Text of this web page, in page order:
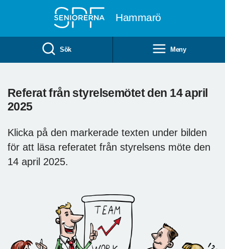
Hammarö
Sök Meny
Referat från styrelsemötet den 14 april
2025
Klicka på den markerade texten under bilden
för att läsa referatet från styrelsens möte den
14 april 2025.